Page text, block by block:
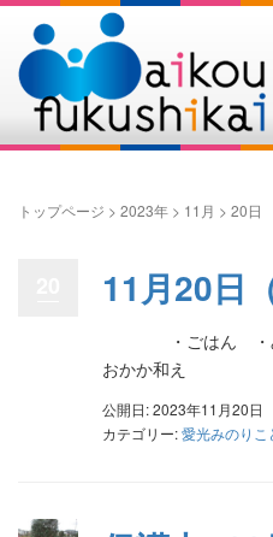
トップページ > 2023年 > 11月 > 20日
11月20日
・ごはん ・みそ
おかか和え
公開日: 2023年11月20日
カテゴリー:愛光みのりこ